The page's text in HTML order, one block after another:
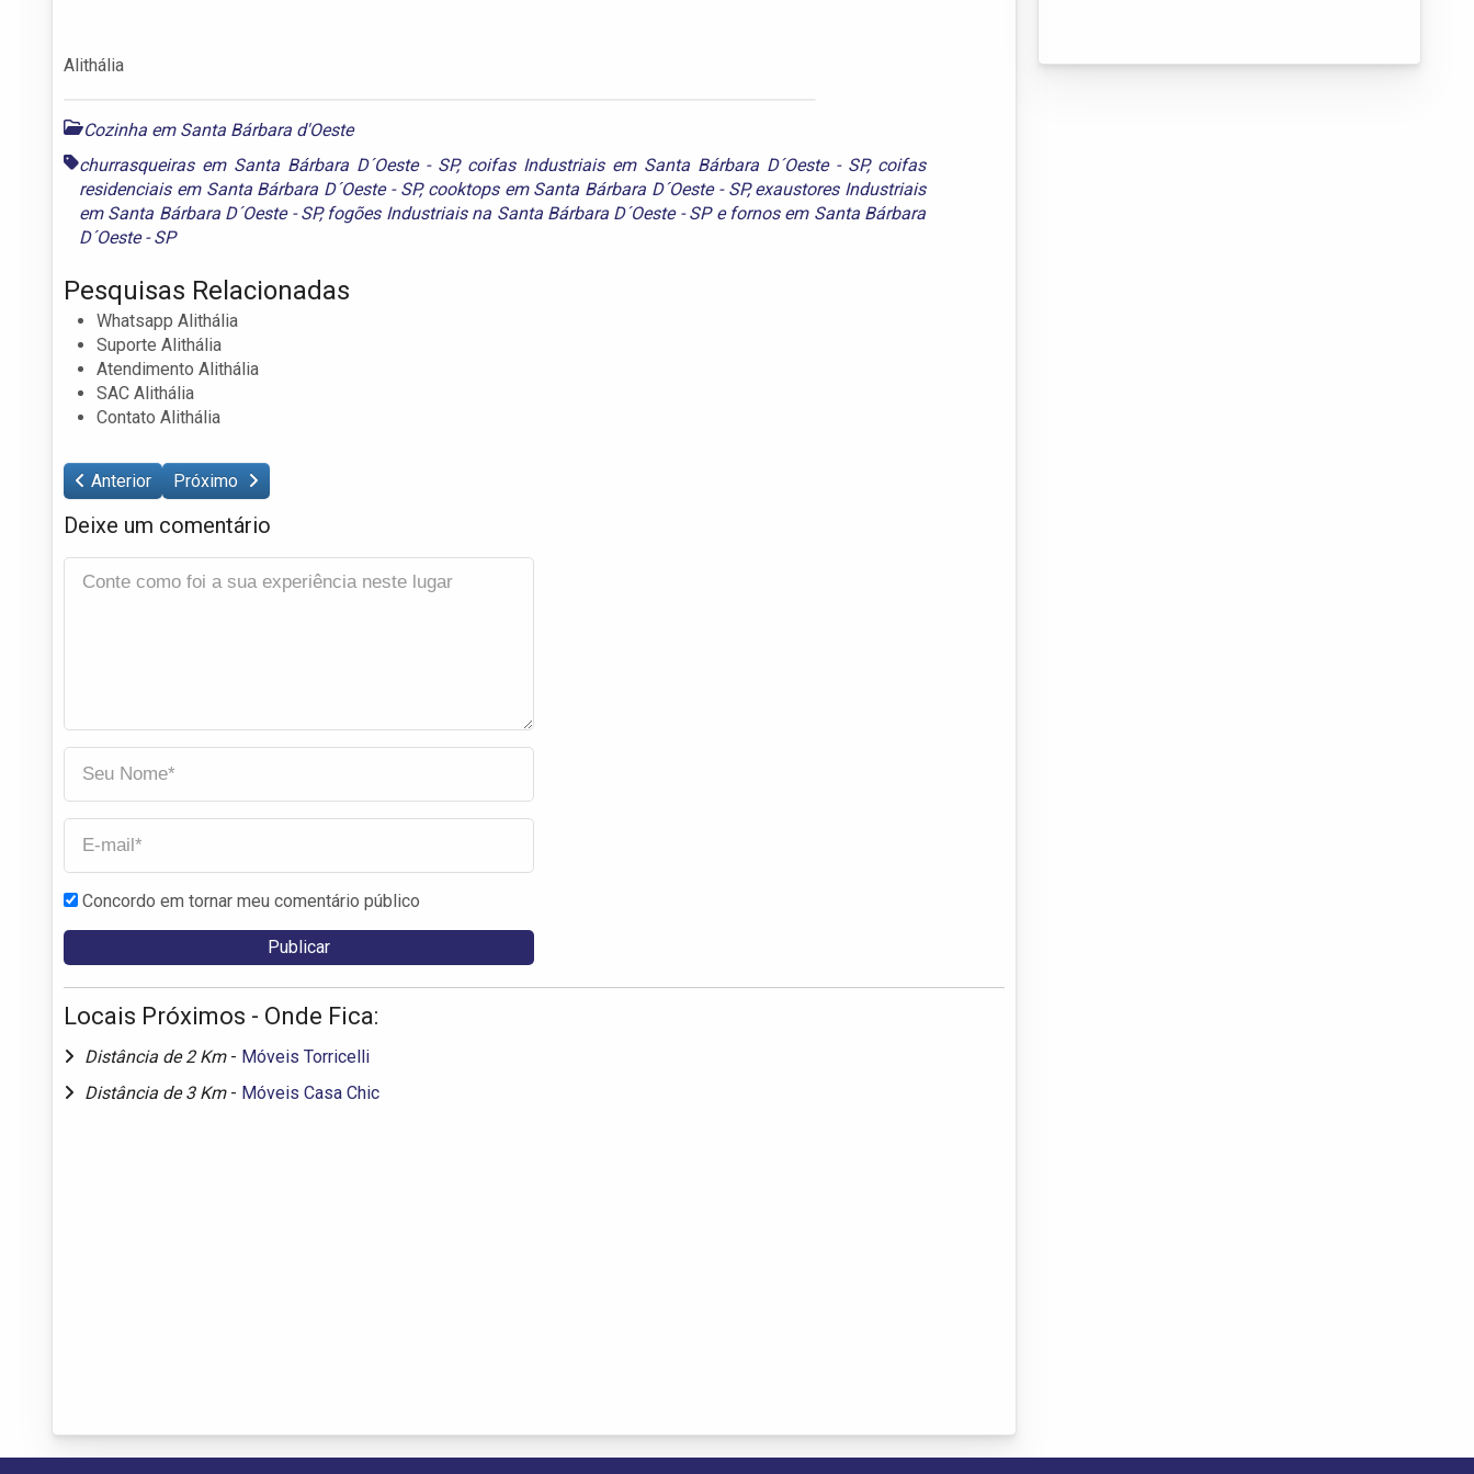
Alithália
Cozinha em Santa Bárbara d'Oeste
churrasqueiras em Santa Bárbara D´Oeste - SP, coifas Industriais em Santa Bárbara D´Oeste - SP, coifas
residenciais em Santa Bárbara D´Oeste - SP, cooktops em Santa Bárbara D´Oeste - SP,exaustores Industriais
em Santa Bárbara D´Oeste - SP, fogões Industriais na Santa Bárbara D´Oeste - SPe fornos em Santa Bárbara
D´Oeste - SP
Pesquisas Relacionadas
Whatsapp Alithália
Suporte Alithália
Atendimento Alithália
SAC Alithália
Contato Alithália
Anterior Próximo
Deixe um comentário
Concordo em tornar meu comentário público
Locais Próximos - Onde Fica:
Distância de 2 Km - Móveis Torricelli
Distância de 3 Km - Móveis Casa Chic